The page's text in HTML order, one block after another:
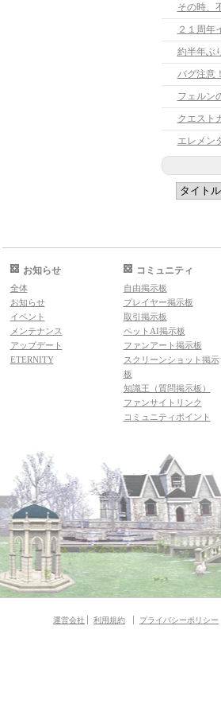
その時、
２１周年
約半年ぶ
バグ注意
フェルン
クエスト
お知らせ
全体
お知らせ
イベント
メンテナンス
アップデート
ETERNITY
コミュニティ
自由掲示板
プレイヤー掲示板
取引掲示板
ペットAI掲示板
ファンアート掲示板
スクリーンショット掲示
板
知識王（質問掲示板）
ファンサイトリンク
コミュニティポイント
運営会社 利用規約 プライバシーポリシー